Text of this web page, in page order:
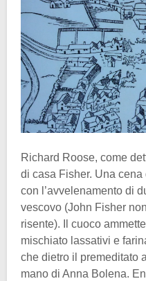
Richard Roose, come
di casa Fisher. Una
con l’avvelenamento di
vescovo (John Fisher
risente). Il cuoco
mischiato lassativi e
che dietro il premeditato
mano di Anna Bolena.